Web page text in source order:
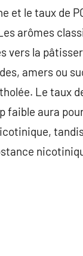
et le taux de
arômes
vers la
amers ou
Le taux
faible aura
tandis